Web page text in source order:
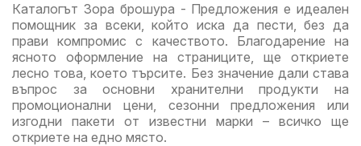
Каталогът Зора брошура - Предложения е идеален
помощник за всеки, който иска да пести, без да
прави компромис с качеството. Благодарение на
ясното оформление на страниците, ще откриете
лесно това, което търсите. Без значение дали става
въпрос за основни хранителни продукти на
промоционални цени, сезонни предложения или
изгодни пакети от известни марки – всичко ще
откриете на едно място.